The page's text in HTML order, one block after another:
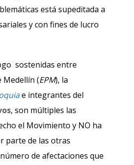
está supeditada a
y con fines de lucro
sostenidas entre
Medellín (EPM), la
e integrantes del
, son múltiples las
el Movimiento y NO ha
parte de las otras
de afectaciones que